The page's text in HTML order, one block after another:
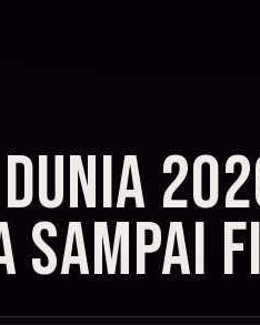
SAMPAI